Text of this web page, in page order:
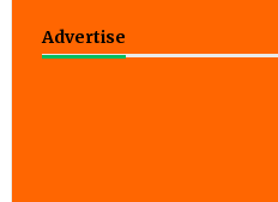
Advertise